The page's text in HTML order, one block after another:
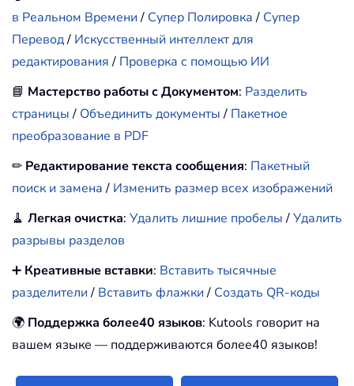
в Реальном Времени/ Супер Полировка/ Супер
Перевод/ Искусственный интеллект для
редактирования/ Проверка с помощью ИИ
📘 Мастерство работы с Документом: Разделить
страницы/ Объединить документы/ Пакетное
преобразование в PDF
✏ Редактирование текста сообщения: Пакетный
поиск и замена/ Изменить размер всех изображений
🧹 Легкая очистка: Удалить лишние пробелы/Удалить
разрывы разделов
➕ Креативные вставки: Вставить тысячные
разделители/ Вставить флажки/ Создать QR-коды
🌍 Поддержка более40 языков: Kutools говорит на
вашем языке — поддерживаются более40 языков!